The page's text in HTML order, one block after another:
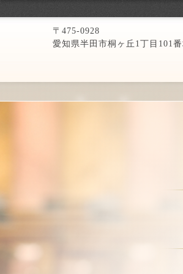
〒475-0928
愛知県半田市桐ヶ丘1丁目101